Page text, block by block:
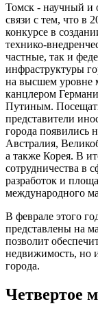
Томск - научный и
связи с тем, что в
конкурсе в
технико-
частные, так и
инфраструктуры
на высшем уровне
канцлером
Путиным.
представители
города появились
Австралия,
а также Корея. В
сотрудничества в
разработок и
международного
В феврале этого
представлены на
позволит
недвижимость, но
города.
Четвертое